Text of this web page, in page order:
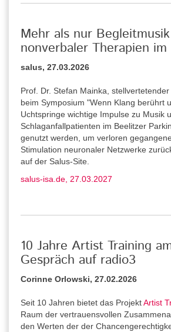
Mehr als nur
nonverbaler Therapien
salus, 27.03.2026
Prof. Dr. Stefan Mainka,
beim Symposium "Wenn Klang berührt
Uchtspringe wichtige Impulse zu Musik
Schlaganfallpatienten im Beelitzer
genutzt werden, um verloren
Stimulation neuronaler Netzwerke
auf der Salus-Site.
salus-isa.de, 27.03.2027
10 Jahre Artist Training
Gespräch auf radio3
Corinne Orlowski, 27.02.2026
Seit 10 Jahren bietet das ProjektArtist
Raum der vertrauensvollen
den Werten der der